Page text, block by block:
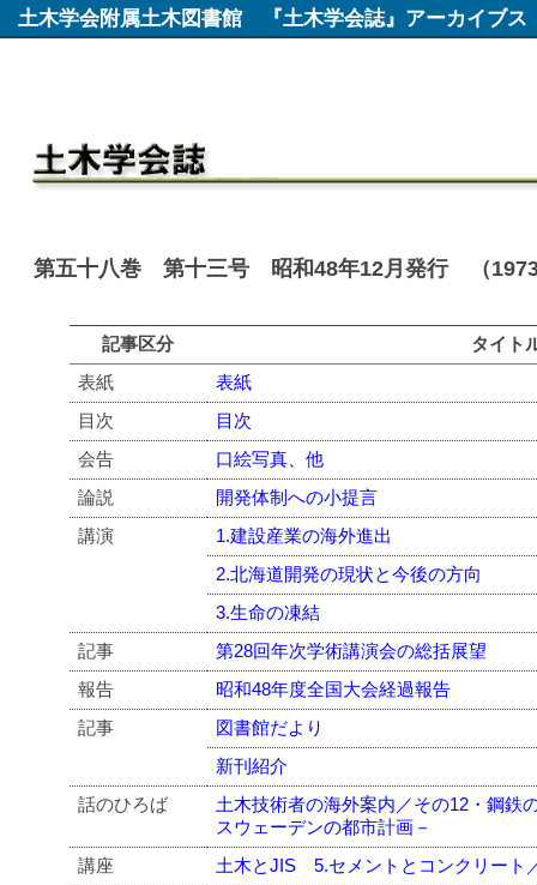
土木学会附属土木図書館 『土木学会誌』アーカイブス
第五十八巻 第十三号 昭和48年12月発行 （
記事区分
タイト
表紙
表紙
目次
目次
会告
口絵写真、他
論説
開発体制への小提言
講演
1.建設産業の海外進出
2.北海道開発の現状と今後の方向
3.生命の凍結
記事
第28回年次学術講演会の総括展望
報告
昭和48年度全国大会経過報告
記事
図書館だより
新刊紹介
話のひろば
土木技術者の海外案内／その12・鋼鉄
スウェーデンの都市計画－
講座
土木とJIS 5.セメントとコンクリート